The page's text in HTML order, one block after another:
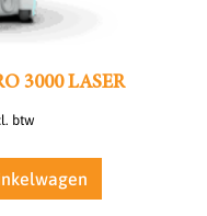
3000 LASER
btw